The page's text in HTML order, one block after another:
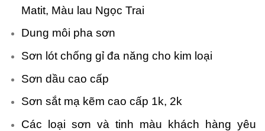
Matit, Màu lau Ngọc Trai
Dung môi pha sơn
Sơn lót chống gỉ đa năng cho kim loại
Sơn dầu cao cấp
Sơn sắt mạ kẽm cao cấp 1k, 2k
Các loại sơn và tinh màu khách hàng yêu